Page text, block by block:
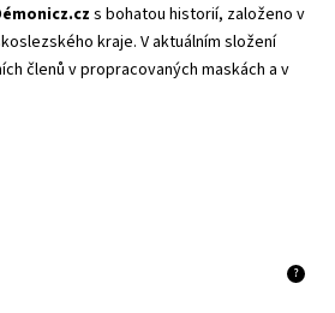
s bohatou historií, založeno v
kraje. V aktuálním složení
členů v propracovaných maskách a v
?